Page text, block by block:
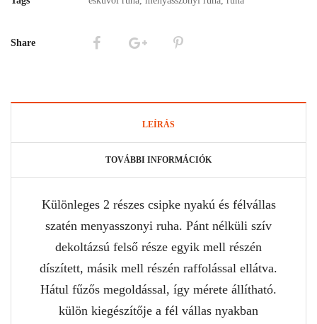
Share
LEÍRÁS
TOVÁBBI INFORMÁCIÓK
Különleges 2 részes csipke nyakú és félvállas
szatén menyasszonyi ruha. Pánt nélküli szív
dekoltázsú felső része egyik mell részén
díszített, másik mell részén raffolással ellátva.
Hátul fűzős megoldással, így mérete állítható.
külön kiegészítője a fél vállas nyakban